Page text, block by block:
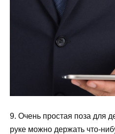
9. Очень простая поза для
руке можно держать что-